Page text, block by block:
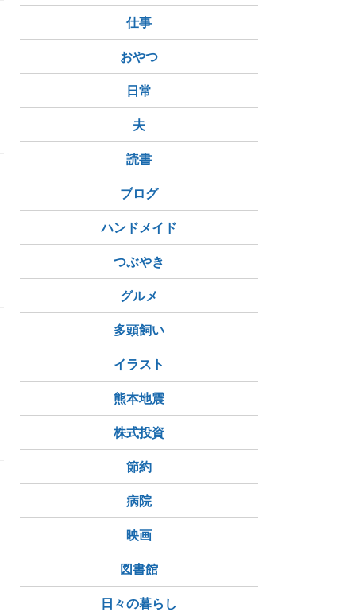
仕事
おやつ
日常
夫
読書
ブログ
ハンドメイド
つぶやき
グルメ
多頭飼い
イラスト
熊本地震
株式投資
節約
病院
映画
図書館
日々の暮らし